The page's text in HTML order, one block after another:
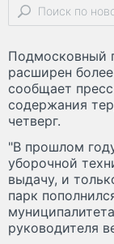
Подмосковный
расширен
сообщает
содержания
четверг.
"В прошлом
уборочной
выдачу, и
парк
руководителя